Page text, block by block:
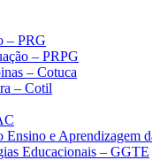
– PRG
– PRPG
– Cotuca
– Cotil
Ensino e Aprendizagem
Educacionais – GGTE